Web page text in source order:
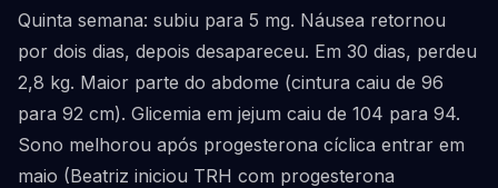
Quinta semana: subiu para 5 mg. Náusea retornou
por dois dias, depois desapareceu. Em 30 dias, perdeu
2,8 kg. Maior parte do abdome (cintura caiu de 96
para 92 cm). Glicemia em jejum caiu de 104 para 94.
Sono melhorou após progesterona cíclica entrar em
maio (Beatriz iniciou TRH com progesterona